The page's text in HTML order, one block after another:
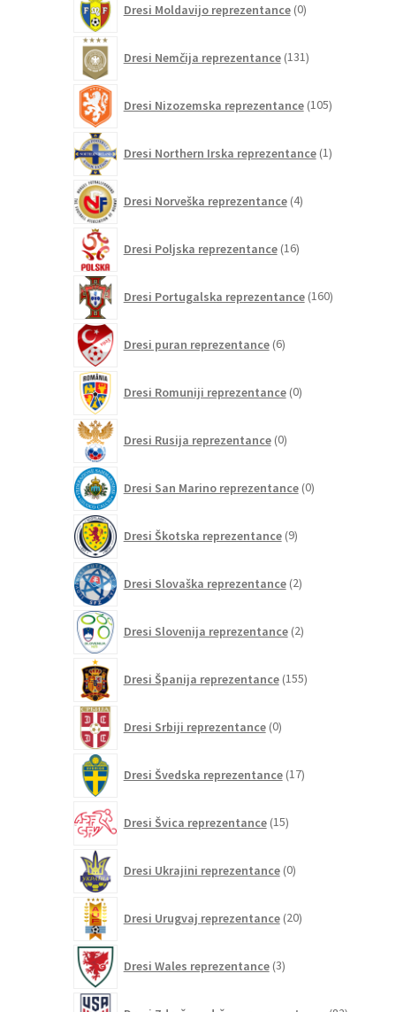
Dresi Moldavijo reprezentance 0izdelkov
Dresi Nemčija reprezentance 131izdelkov
Dresi Nizozemska reprezentance 105izdelkov
Dresi Northern Irska reprezentance 1izdelek
Dresi Norveška reprezentance 4izdelki
Dresi Poljska reprezentance 16izdelkov
Dresi Portugalska reprezentance 160izdelkov
Dresi puran reprezentance 6izdelkov
Dresi Romuniji reprezentance 0izdelkov
Dresi Rusija reprezentance 0izdelkov
Dresi San Marino reprezentance 0izdelkov
Dresi Škotska reprezentance 9izdelkov
Dresi Slovaška reprezentance 2izdelka
Dresi Slovenija reprezentance 2izdelka
Dresi Španija reprezentance 155izdelkov
Dresi Srbiji reprezentance 0izdelkov
Dresi Švedska reprezentance 17izdelkov
Dresi Švica reprezentance 15izdelkov
Dresi Ukrajini reprezentance 0izdelkov
Dresi Urugvaj reprezentance 20izdelkov
Dresi Wales reprezentance 3izdelki